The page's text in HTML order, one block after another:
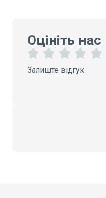
Оцініть нас
З
З
З
Залиште відгук